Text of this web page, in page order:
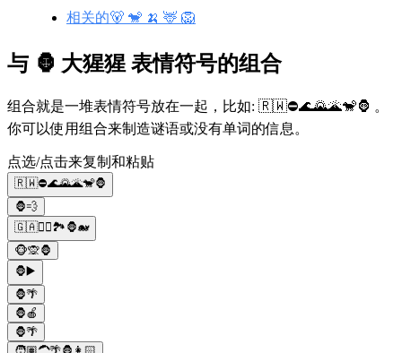
相关的🐻 🐒 🍌 🦌 🦁
与 🦍 大猩猩 表情符号的组合
组合就是一堆表情符号放在一起，比如: 🇷🇼⛔🌊🌄🌋🐒🦍 。
你可以使用组合来制造谜语或没有单词的信息。
点选/点击来复制和粘贴
🇷🇼⛔🌊🌄🌋🐒🦍
🦍💨
🇬🇦💂‍♂️🏞️🦍🐋
🐵🙊🦍
🦍▶️
🦍🌴
🦍🍎
🦍🌴
🧑🏽‍🦱🌴🦍👩🏻